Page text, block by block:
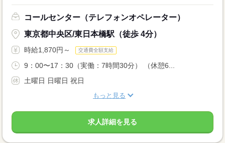
コールセンター（テレフォンオペレーター）
東京都中央区/東日本橋駅（徒歩 4分）
時給1,870円～ 交通費全額支給
9：00〜17：30（実働：7時間30分） （休憩6...
土曜日 日曜日 祝日
もっと見る
求人詳細を見る